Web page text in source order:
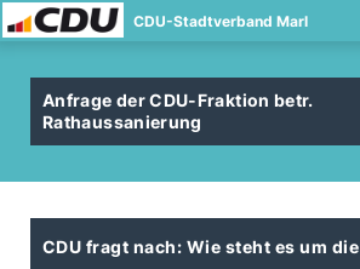
CDU-Stadtverband Marl
Anfrage der CDU-Fraktion betr.
Rathaussanierung
CDU fragt nach: Wie steht es um die